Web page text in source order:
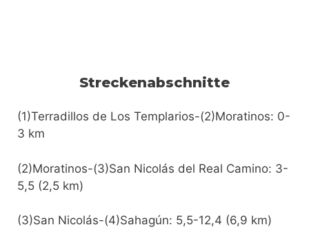
Streckenabschnitte
(1)Terradillos de Los Templarios-(2)Moratinos: 0-
3 km
(2)Moratinos-(3)San Nicolás del Real Camino: 3-
5,5 (2,5 km)
(3)San Nicolás-(4)Sahagún: 5,5-12,4 (6,9 km)